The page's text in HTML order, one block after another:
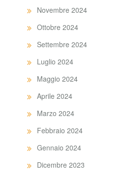
Novembre 2024
Ottobre 2024
Settembre 2024
Luglio 2024
Maggio 2024
Aprile 2024
Marzo 2024
Febbraio 2024
Gennaio 2024
Dicembre 2023